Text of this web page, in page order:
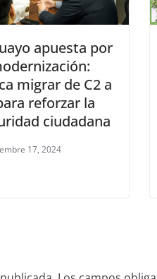
apuesta por
migrar de C2 a
reforzar la
ciudadana
17, 2024